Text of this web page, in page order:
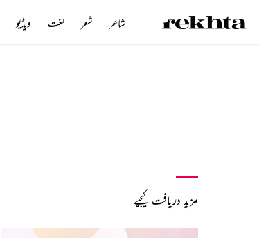
مزید دریافت کیجیے
شاعر شعر لغت ویڈیو